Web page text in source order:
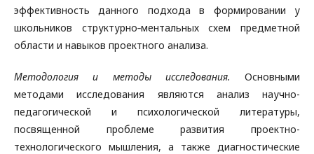
эффективность данного подхода в формировании у
школьников структурно‑ментальных схем предметной
области и навыков проектного анализа.
Методология и методы исследования. Основными
методами исследования являются анализ научно-
педагогической и психологической литературы,
посвященной проблеме развития проектно-
технологического мышления, а также диагностические